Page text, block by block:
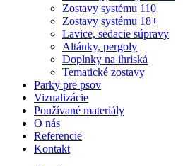
Zostavy systému 110
Zostavy systému 18+
Lavice, sedacie súpravy
Altánky, pergoly
Doplnky na ihriská
Tematické zostavy
Parky pre psov
Vizualizácie
Používané materiály
O nás
Referencie
Kontakt